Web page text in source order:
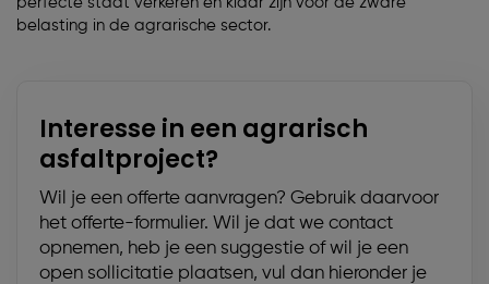
belasting in de agrarische sector.
Interesse in een agrarisch
asfaltproject?
Wil je een offerte aanvragen? Gebruik daarvoor
het offerte-formulier. Wil je dat we contact
opnemen, heb je een suggestie of wil je een
open sollicitatie plaatsen, vul dan hieronder je